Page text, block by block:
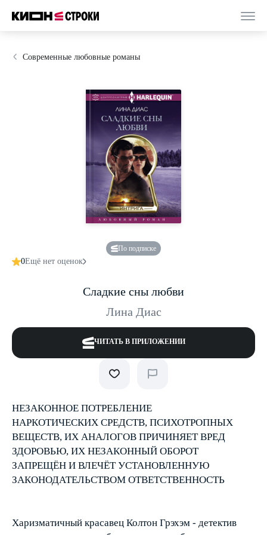
Современные любовные романы
По подписке
0Ещё нет оценок
Сладкие сны любви
Лина Диас
ЧИТАТЬ В ПРИЛОЖЕНИИ
НЕЗАКОННОЕ ПОТРЕБЛЕНИЕ
НАРКОТИЧЕСКИХ СРЕДСТВ, ПСИХОТРОПНЫХ
ВЕЩЕСТВ, ИХ АНАЛОГОВ ПРИЧИНЯЕТ ВРЕД
ЗДОРОВЬЮ, ИХ НЕЗАКОННЫЙ ОБОРОТ
ЗАПРЕЩЁН И ВЛЕЧЁТ УСТАНОВЛЕННУЮ
ЗАКОНОДАТЕЛЬСТВОМ ОТВЕТСТВЕННОСТЬ
Харизматичный красавец Колтон Грэхэм - детектив